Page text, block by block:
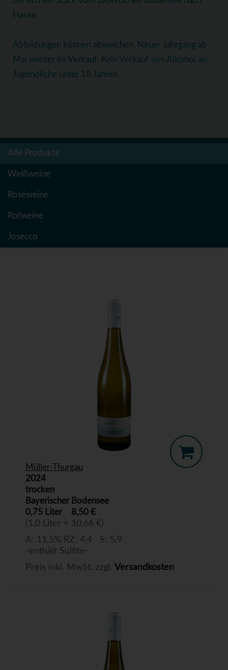
Hause.
Abbildungen können abweichen. Neuer Jahrgang ab
Mai wieder im Verkauf. Kein Verkauf von Alkohol an
Jugendliche unter 18 Jahren.
Alle Produkte
Weißweine
Roséweine
Rotweine
Josecco
Müller-Thurgau
2024
trocken
Bayerischer Bodensee
0,75 Liter
8,50 €
(1,0 Liter = 10,66 €)
A: 11,5% RZ: 4,4 S: 5,9
-enthält Sulfite-
Preis inkl. MwSt. zzgl. Versandkosten